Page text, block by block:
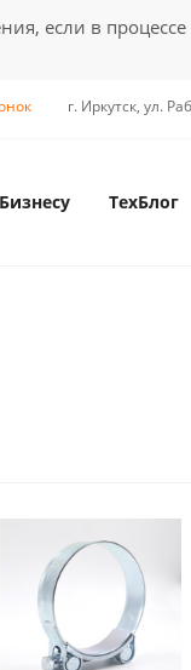
если в
г. Иркутск, ул.
Бизнесу ТехБлог